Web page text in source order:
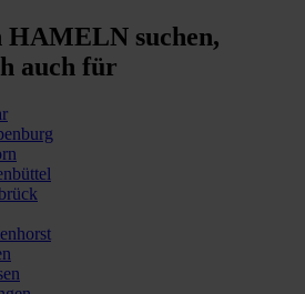
HAMELN suchen,
auch für